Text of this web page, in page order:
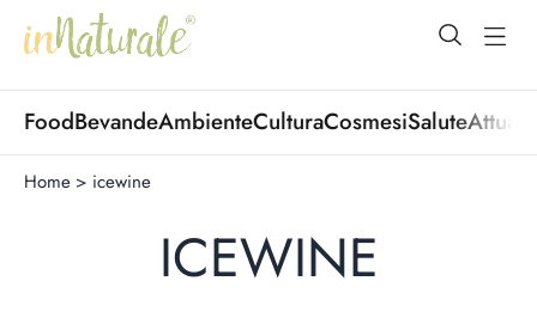
open
FoodBevandeAmbienteCulturaCosmesiSalute
Home > icewine
ICEWINE